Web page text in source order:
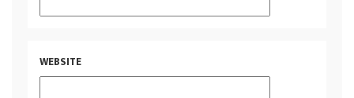
WEBSITE